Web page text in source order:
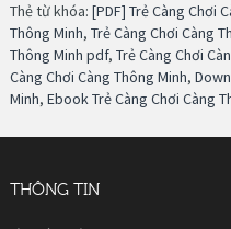
Thẻ từ khóa: [PDF] Trẻ Càng Chơi
Thông Minh, Trẻ Càng Chơi Càng
Thông Minh pdf, Trẻ Càng Chơi
Càng Chơi Càng Thông Minh,
Minh, Ebook Trẻ Càng Chơi Càng
THÔNG TIN